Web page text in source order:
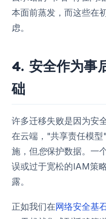
本面前蒸发，而这些在
虑。
4. 安全作为事
础
许多迁移失败是因为安
在云端，"共享责任模
施，但您保护数据。一
误或过于宽松的IAM策
露。
正如我们在网络安全基